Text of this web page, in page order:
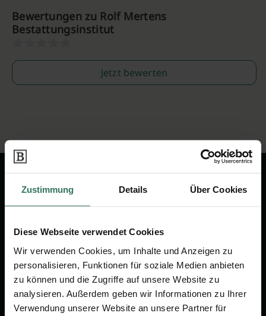
Zustimmung Details Über Cookies
Diese Webseite verwendet Cookies
Wir verwenden Cookies, um Inhalte und Anzeigen zu
personalisieren, Funktionen für soziale Medien anbieten
zu können und die Zugriffe auf unsere Website zu
analysieren. Außerdem geben wir Informationen zu Ihrer
Verwendung unserer Website an unsere Partner für
Bewertungen zu Rolf Mertens
Bestattungsinstitut
Jetzt bewerten
Wir sind Ihr Ansprechpartner rund
um das Thema Bestattung &
Jetzt beraten lassen